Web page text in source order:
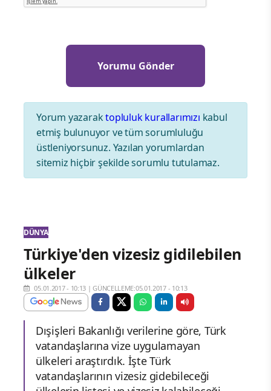
Yorum yazaraktopluluk kurallarımızı kabul
etmiş bulunuyor ve tüm sorumluluğu
üstleniyorsunuz. Yazılan yorumlardan
sitemiz hiçbir şekilde sorumlu tutulamaz.
DÜNYA
Türkiye'den vizesiz gidilebilen
ülkeler
05.01.2017 - 10:13 |GÜNCELLEME:05.01.2017 - 10:13
Dışişleri Bakanlığı verilerine göre, Türk
vatandaşlarına vize uygulamayan
ülkeleri araştırdık. İşte Türk
vatandaşlarının vizesiz gidebileceği